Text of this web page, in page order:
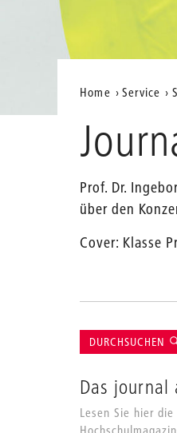
Aktuelle
Position
auf
Webseite
Home Service
Prof. Dr.
über den
Cover: Klasse
Suche
DURCHSUCHEN
Das journal
Lesen Sie hier